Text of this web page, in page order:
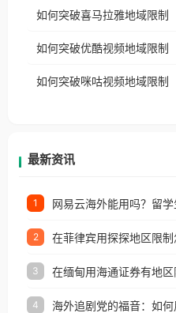
台湾、美国、加
权限制所困扰。
国、加拿大、澳
制问题，且仅能在中
户收听网易云音
如何突破喜马拉雅地域限制
如何突破优酷视频地域限制
如何突破咪咕视频地域限制
最新资讯
1
2
3
4